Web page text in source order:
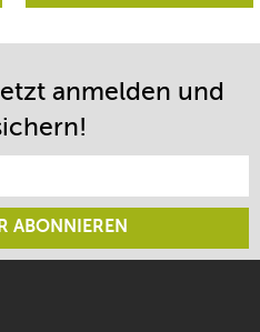
anmelden und
ABONNIEREN